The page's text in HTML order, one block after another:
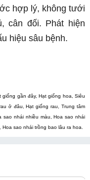
hợp lý, không tưới
cân đối. Phát hiện
hiệu sâu bệnh.
gần đây, Hạt giống hoa, Siêu
ở đâu, Hạt giống rau, Trung tâm
sao nhái nhiều màu, Hoa sao nhái
sao nhái trồng bao lâu ra hoa.